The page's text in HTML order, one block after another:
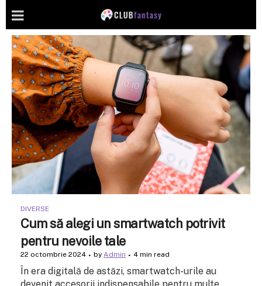
DIVERSE
Cum să alegi un smartwatch potrivit
pentru nevoile tale
22 octombrie 2024 by Admin 4 min read
În era digitală de astăzi, smartwatch-urile au